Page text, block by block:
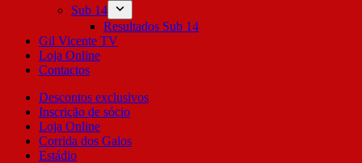
Sub 14
Resultados Sub 14
Gil Vicente TV
Loja Online
Contactos
Descontos exclusivos
Inscrição de sócio
Loja Online
Corrida dos Galos
Estádio